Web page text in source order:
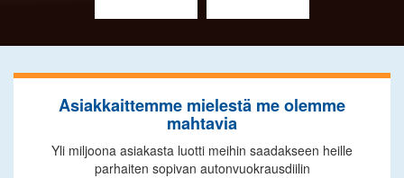
Asiakkaittemme mielestä me olemme
mahtavia
Yli miljoona asiakasta luotti meihin saadakseen heille
parhaiten sopivan autonvuokrausdiilin